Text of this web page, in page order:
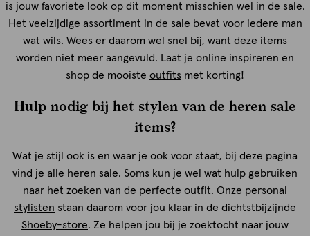
is jouw favoriete look op dit moment misschien wel in de sale.
Het veelzijdige assortiment in de sale bevat voor iedere man
wat wils. Wees er daarom wel snel bij, want deze items
worden niet meer aangevuld. Laat je online inspireren en
shop de mooiste outfits met korting!
Hulp nodig bij het stylen van de heren sale
items?
Wat je stijl ook is en waar je ook voor staat, bij deze pagina
vind je alle heren sale. Soms kun je wel wat hulp gebruiken
naar het zoeken van de perfecte outfit. Onze personal
stylisten staan daarom voor jou klaar in de dichtstbijzijnde
Shoeby-store. Ze helpen jou bij je zoektocht naar jouw